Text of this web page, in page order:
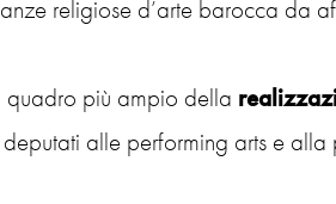
religiose d’arte barocca da
quadro più ampio della
alle performing arts e